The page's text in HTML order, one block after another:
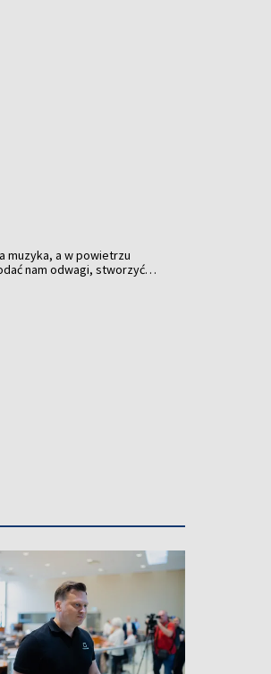
znamy aż za dobrze.
muzyka, a w powietrzu
nam odwagi, stworzyć